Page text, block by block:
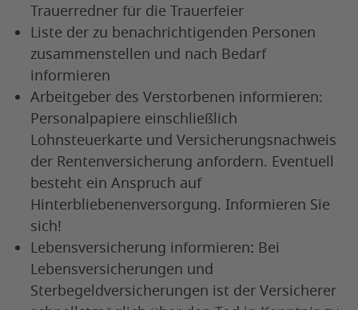
Trauerredner für die Trauerfeier
Liste der zu benachrichtigenden Personen
zusammenstellen und nach Bedarf
informieren
Arbeitgeber des Verstorbenen informieren:
Personalpapiere einschließlich
Lohnsteuerkarte und Versicherungsnachweis
der Rentenversicherung anfordern. Eventuell
besteht ein Anspruch auf
Hinterbliebenenversorgung. Informieren Sie
sich!
Lebensversicherung informieren: Bei
Lebensversicherungen und
Sterbegeldversicherungen ist der Versicherer